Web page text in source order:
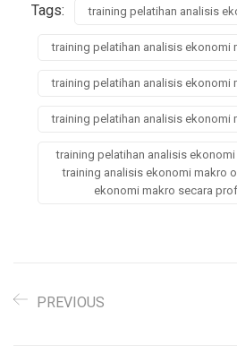
Tags: training pelatihan analisis
training pelatihan analisis ekonomi
training pelatihan analisis ekonomi
training pelatihan analisis ekonomi
training pelatihan analisis
training analisis ekonomi makro
ekonomi makro secara
PREVIOUS